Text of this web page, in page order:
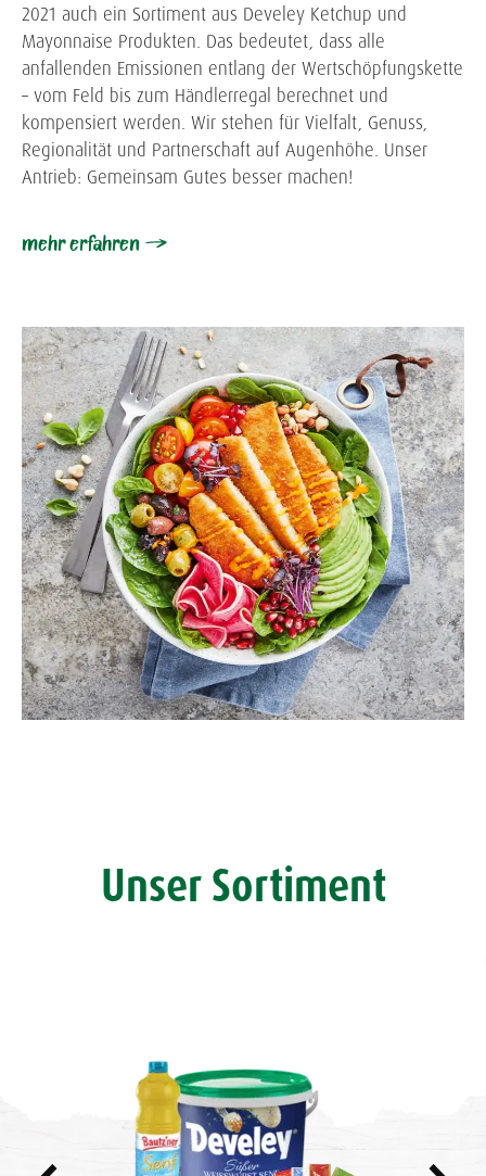
2021 auch ein Sortiment aus Develey Ketchup und
Mayonnaise Produkten. Das bedeutet, dass alle
anfallenden Emissionen entlang der Wertschöpfungskette
– vom Feld bis zum Händlerregal berechnet und
kompensiert werden. Wir stehen für Vielfalt, Genuss,
Regionalität und Partnerschaft auf Augenhöhe. Unser
Antrieb: Gemeinsam Gutes besser machen!
mehr erfahren
Unser Sortiment